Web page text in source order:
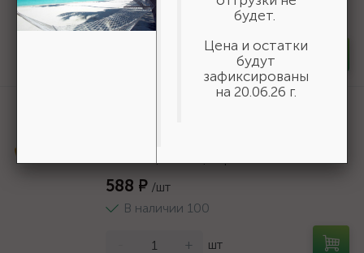
В наличии 6
шт
588 ₽ /шт
В наличии 100
+ шт
будет.
Цена и остатки
будут
зафиксированы
на 20.06.26 г.